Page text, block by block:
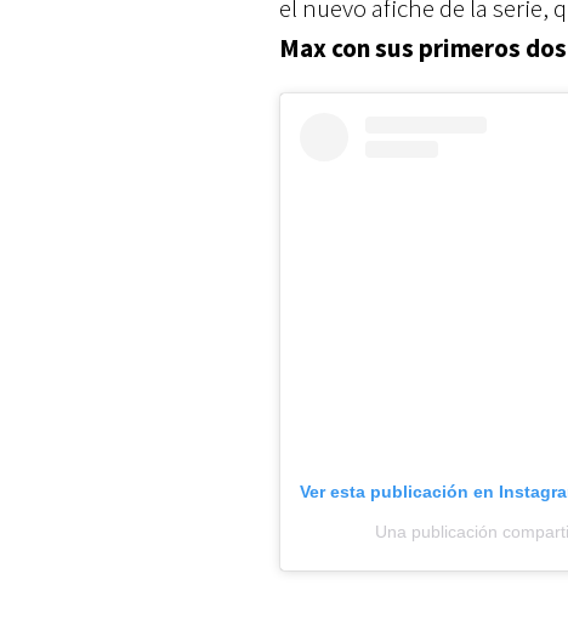
el nuevo afiche de la serie,
Max con sus primeros
Ver esta publicación en
Una publicación